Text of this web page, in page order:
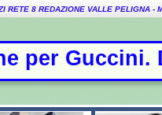
RETE 8 REDAZIONE VALLE PELIGNA -